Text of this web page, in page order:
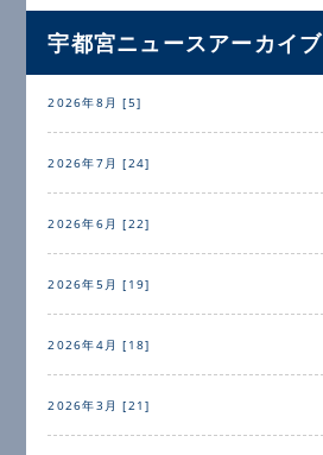
宇都宮ニュースアーカイブ
2026年8月 [5]
2026年7月 [24]
2026年6月 [22]
2026年5月 [19]
2026年4月 [18]
2026年3月 [21]